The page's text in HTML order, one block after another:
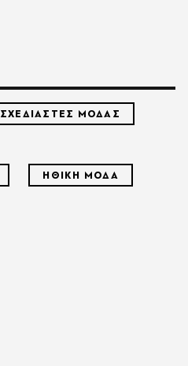
ΣΧΕΔΙΑΣΤΕΣ ΜΟΔΑΣ
ΗΘΙΚΗ ΜΟΔΑ